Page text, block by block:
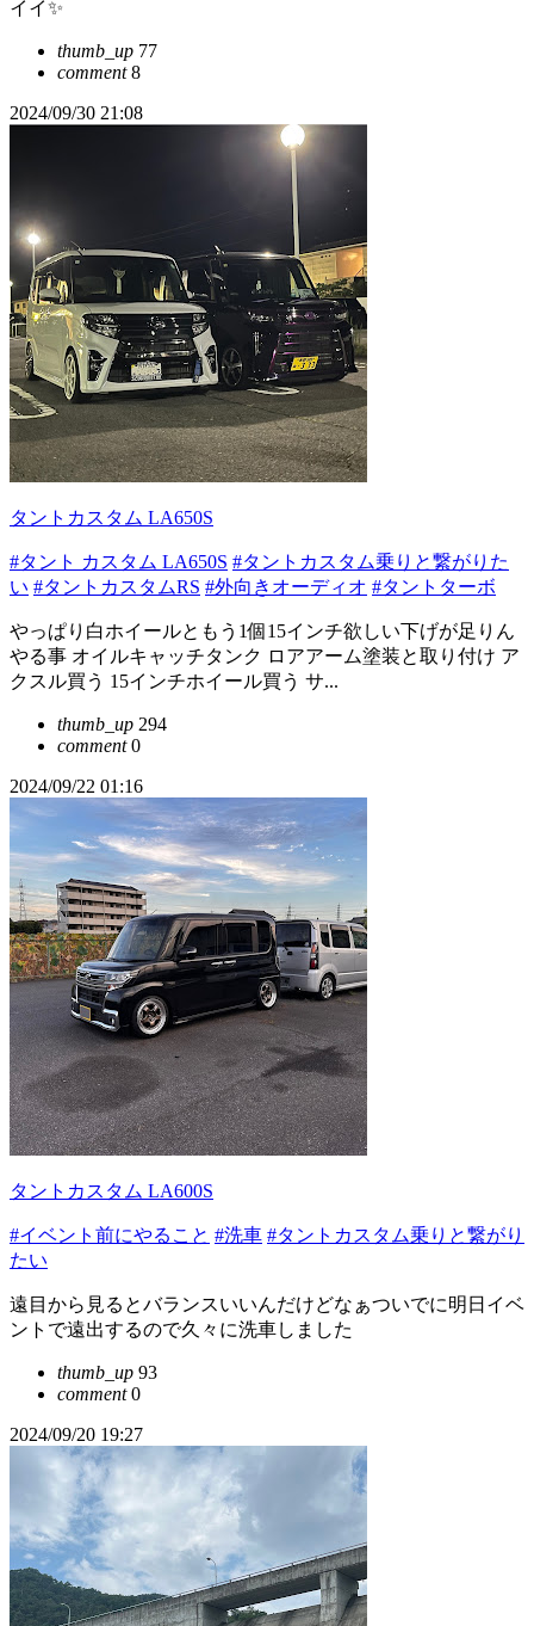
イイ✨
thumb_up 77
comment8
2024/09/30 21:08
タントカスタム LA650S
#タント カスタム LA650S #タントカスタム乗りと繋がりた
い #タントカスタムRS #外向きオーディオ #タントターボ
やっぱり白ホイールともう1個15インチ欲しい下げが足りん
やる事 オイルキャッチタンク ロアアーム塗装と取り付け ア
クスル買う 15インチホイール買う サ...
thumb_up 294
comment0
2024/09/22 01:16
タントカスタム LA600S
#イベント前にやること #洗車 #タントカスタム乗りと繋がり
たい
遠目から見るとバランスいいんだけどなぁついでに明日イベ
ントで遠出するので久々に洗車しました
thumb_up 93
comment0
2024/09/20 19:27